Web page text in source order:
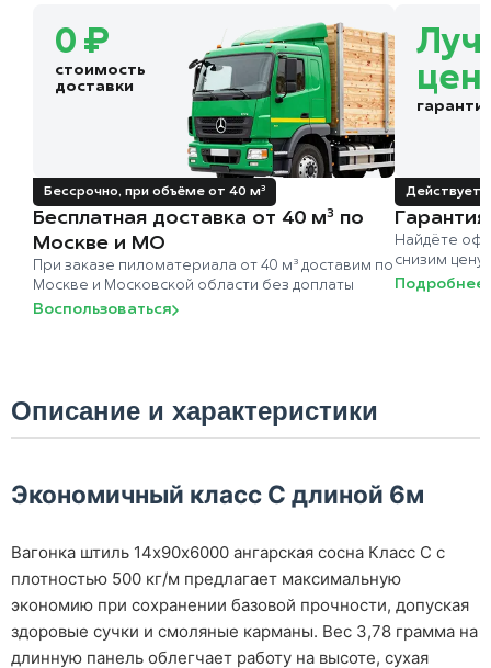
0 ₽
стоимость
доставки
Бессрочно, при объёме от 40 м³
Бесплатная доставка от 40 м³ по
Москве и МО
При заказе пиломатериала от 40 м³ доставим по
Москве и Московской области без доплаты
Воспользоваться
Действует
Найдёте
снизим
Подробнее
Описание и характеристики
Экономичный класс С длиной 6м
Вагонка штиль 14х90х6000 ангарская сосна Класс С с
плотностью 500 кг/м предлагает максимальную
экономию при сохранении базовой прочности, допуская
здоровые сучки и смоляные карманы. Вес 3,78 грамма на
длинную панель облегчает работу на высоте, сухая